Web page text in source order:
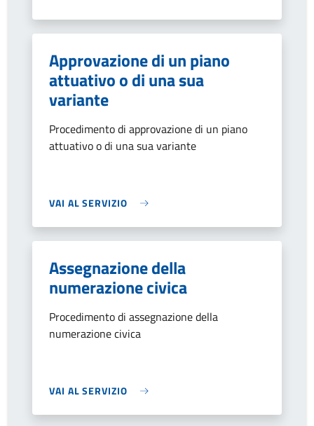
Approvazione di un piano
attuativo o di una sua
variante
Procedimento di approvazione di un piano
attuativo o di una sua variante
VAI AL SERVIZIO
Assegnazione della
numerazione civica
Procedimento di assegnazione della
numerazione civica
VAI AL SERVIZIO